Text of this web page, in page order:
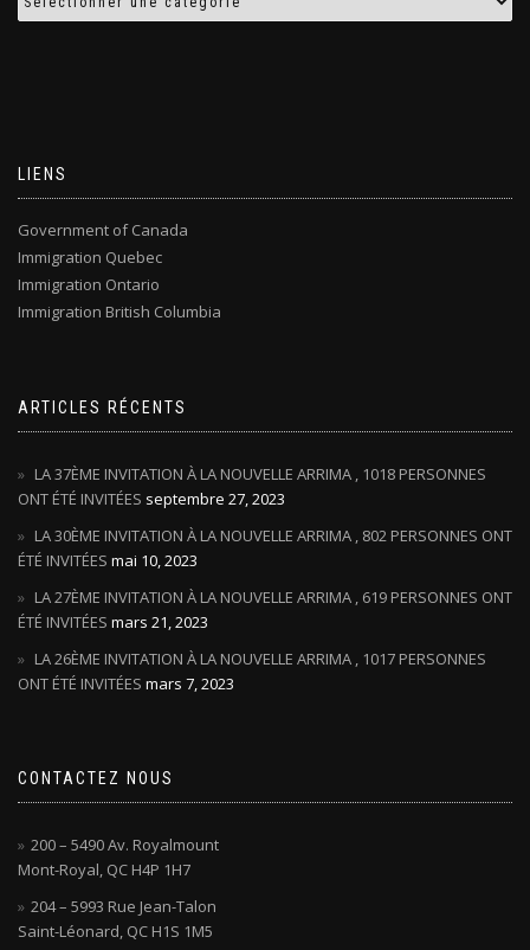
LIENS
Government of Canada
Immigration Quebec
Immigration Ontario
Immigration British Columbia
ARTICLES RÉCENTS
LA 37ÈME INVITATION À LA NOUVELLE ARRIMA , 1018 PERSONNES
ONT ÉTÉ INVITÉES septembre 27, 2023
LA 30ÈME INVITATION À LA NOUVELLE ARRIMA , 802 PERSONNES ONT
ÉTÉ INVITÉES mai 10, 2023
LA 27ÈME INVITATION À LA NOUVELLE ARRIMA , 619 PERSONNES ONT
ÉTÉ INVITÉES mars 21, 2023
LA 26ÈME INVITATION À LA NOUVELLE ARRIMA , 1017 PERSONNES
ONT ÉTÉ INVITÉES mars 7, 2023
CONTACTEZ NOUS
200 – 5490 Av. Royalmount
Mont-Royal, QC H4P 1H7
204 – 5993 Rue Jean-Talon
Saint-Léonard, QC H1S 1M5